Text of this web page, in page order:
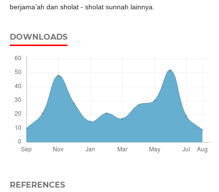
berjama’ah dan sholat - sholat sunnah lainnya.
DOWNLOADS
REFERENCES